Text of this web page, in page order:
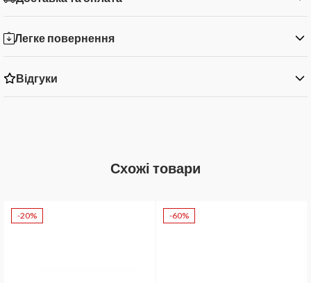
Легке повернення
Відгуки
Схожі товари
-20% -60%